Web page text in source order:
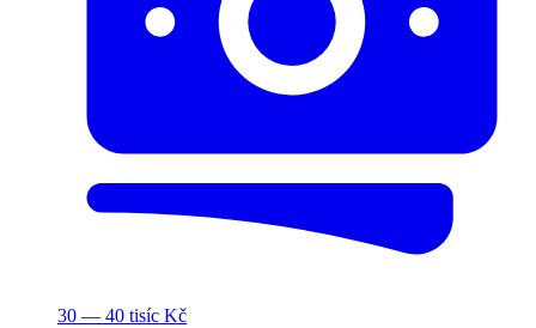
30 — 40 tisíc Kč